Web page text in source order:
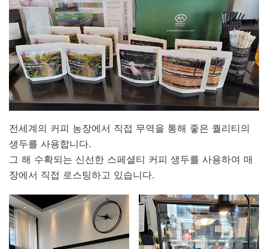
전세계의 커피 농장에서 직접 무역을 통해 좋은 퀄리티의
생두를 사용합니다.
그 해 수확되는 신선한 스페셜티 커피 생두를 사용하여 매
장에서 직접 로스팅하고 있습니다.